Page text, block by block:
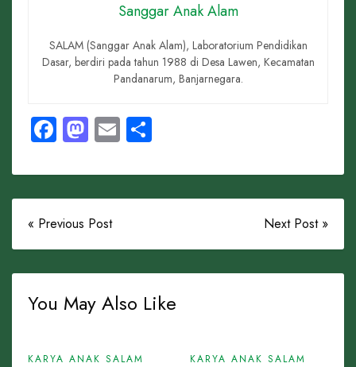
Sanggar Anak Alam
SALAM (Sanggar Anak Alam), Laboratorium Pendidikan
Dasar, berdiri pada tahun 1988 di Desa Lawen, Kecamatan
Pandanarum, Banjarnegara.
Facebook
Mastodon
Email
« Previous Post Next Post »
You May Also Like
KARYA ANAK SALAM KARYA ANAK SALAM